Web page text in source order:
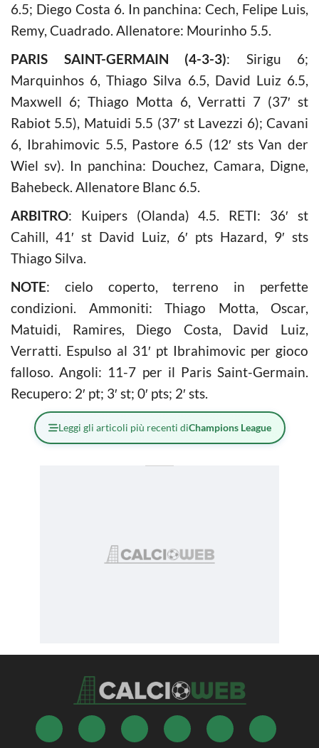
6.5; Diego Costa 6. In panchina: Cech, Felipe Luis,
Remy, Cuadrado. Allenatore: Mourinho 5.5.
PARIS SAINT-GERMAIN (4-3-3): Sirigu 6;
Marquinhos 6, Thiago Silva 6.5, David Luiz 6.5,
Maxwell 6; Thiago Motta 6, Verratti 7 (37′ st
Rabiot 5.5), Matuidi 5.5 (37′ st Lavezzi 6); Cavani
6, Ibrahimovic 5.5, Pastore 6.5 (12′ sts Van der
Wiel sv). In panchina: Douchez, Camara, Digne,
Bahebeck. Allenatore Blanc 6.5.
ARBITRO: Kuipers (Olanda) 4.5. RETI: 36′ st
Cahill, 41′ st David Luiz, 6′ pts Hazard, 9′ sts
Thiago Silva.
NOTE: cielo coperto, terreno in perfette
condizioni. Ammoniti: Thiago Motta, Oscar,
Matuidi, Ramires, Diego Costa, David Luiz,
Verratti. Espulso al 31′ pt Ibrahimovic per gioco
falloso. Angoli: 11-7 per il Paris Saint-Germain.
Recupero: 2′ pt; 3′ st; 0′ pts; 2′ sts.
Leggi gli articoli più recenti diChampions League